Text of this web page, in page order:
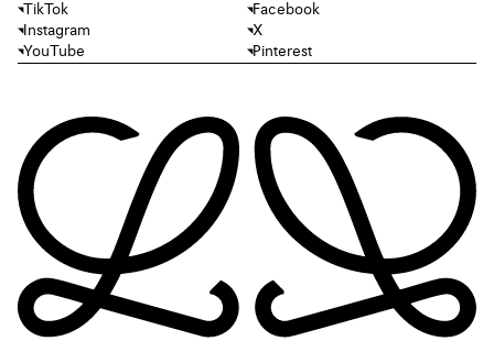
TikTok
Facebook
Instagram
X
YouTube
Pinterest